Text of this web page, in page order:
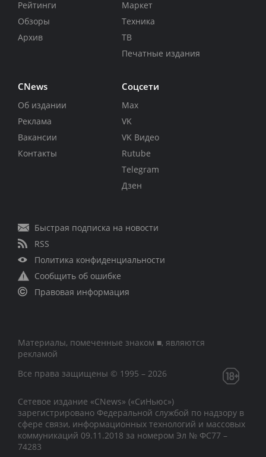
Рейтинги
Обзоры
Архив
Маркет
Техника
ТВ
Печатные издания
CNews
Об издании
Реклама
Вакансии
Контакты
Соцсети
Max
VK
VK Видео
Rutube
Telegram
Дзен
Быстрая подписка на новости
RSS
Политика конфиденциальности
Сообщить об ошибке
Правовая информация
Материалы, помеченные знаком ■, являются
рекламой
Все права защищены © 1995 – 2026
Сетевое издание «CNews» («СиНьюс»)
зарегистрировано Федеральной службой по надзору в
сфере связи, информационных технологий и массовых
коммуникаций 09.11.2018 за номером Эл № ФС77 –
74283